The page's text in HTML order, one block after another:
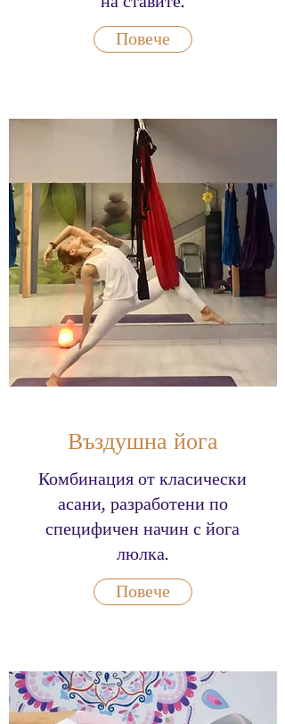
Повече
Въздушна йога
Комбинация от класически
асани, разработени по
специфичен начин с йога
люлка.
Повече